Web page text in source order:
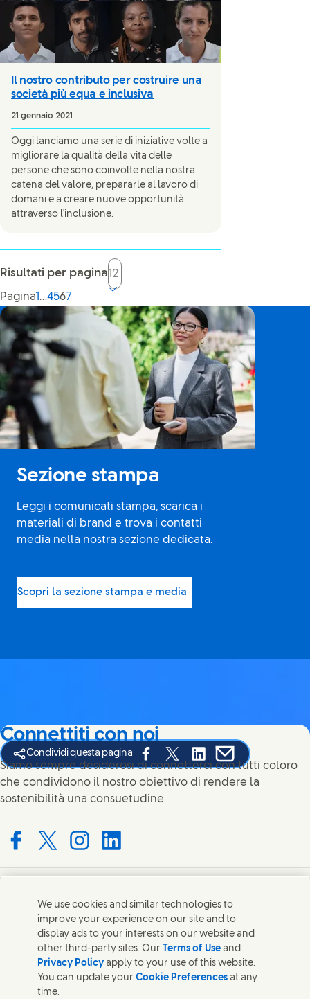
Il nostro contributo per costruire una
società più equa e inclusiva
21 gennaio 2021
Oggi lanciamo una serie di iniziative volte a
migliorare la qualità della vita delle
persone che sono coinvolte nella nostra
catena del valore, prepararle al lavoro di
domani e a creare nuove opportunità
attraverso l'inclusione.
Risultati per pagina
Pagina1…45Current page, page
67
Sezione stampa
Leggi i comunicati stampa, scarica i
materiali di brand e trova i contatti
media nella nostra sezione dedicata.
Scopri la sezione stampa e media
Condividi questa pagina
Share this page on Facebook
Share this page on X
Share this page on
Share this page
Connettiti con noi
Siamo sempre desiderosi di connetterci con tutti coloro
che condividono il nostro obiettivo di rendere la
sostenibilità una consuetudine.
with us on Facebook
Connect with us on X
Connect with us on Instagram
Connect with us on LinkedIn
Contatti
Mettiti in contatto con Unilever in tutto il mondo.
Contatti
Contatta Unilever Italia
We use cookies and similar technologies to
improve your experience on our site and to
display ads to your interests on our website and
other third-party sites. Our Terms of Use and
Privacy Policy apply to your use of this website.
You can update yourCookie Preferences at any
time.